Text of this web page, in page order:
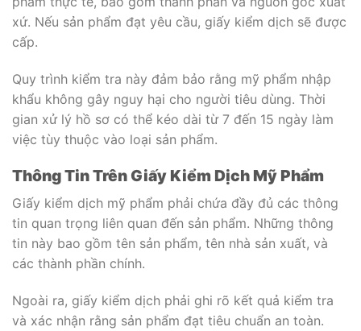
xứ. Nếu sản phẩm đạt yêu cầu, giấy kiểm dịch sẽ được
cấp.
Quy trình kiểm tra này đảm bảo rằng mỹ phẩm nhập
khẩu không gây nguy hại cho người tiêu dùng. Thời
gian xử lý hồ sơ có thể kéo dài từ 7 đến 15 ngày làm
việc tùy thuộc vào loại sản phẩm.
Thông Tin Trên Giấy Kiểm Dịch Mỹ Phẩm
Giấy kiểm dịch mỹ phẩm phải chứa đầy đủ các thông
tin quan trọng liên quan đến sản phẩm. Những thông
tin này bao gồm tên sản phẩm, tên nhà sản xuất, và
các thành phần chính.
Ngoài ra, giấy kiểm dịch phải ghi rõ kết quả kiểm tra
và xác nhận rằng sản phẩm đạt tiêu chuẩn an toàn.